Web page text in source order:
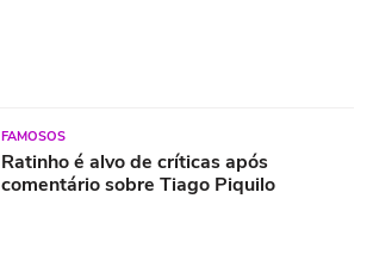
FAMOSOS
Ratinho é alvo de críticas após
comentário sobre Tiago Piquilo